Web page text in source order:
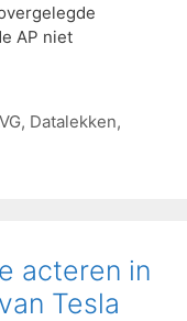
AP niet
, Datalekken,
acteren in
Tesla